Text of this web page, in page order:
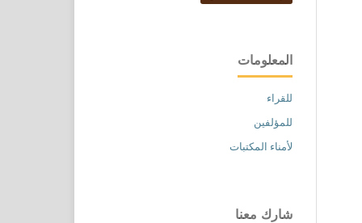
المعلومات
للقراء
للمؤلفين
لأمناء المكتبات
شارك معنا